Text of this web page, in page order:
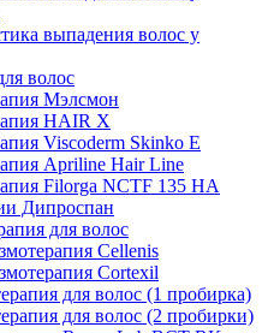
выпадения волос у
волос
Мэлсмон
HAIR X
Viscoderm Skinko E
Apriline Hair Line
Filorga NCTF 135 HA
Дипроспан
для волос
Cellenis
Cortexil
для волос (1 пробирка)
для волос (2 пробирки)